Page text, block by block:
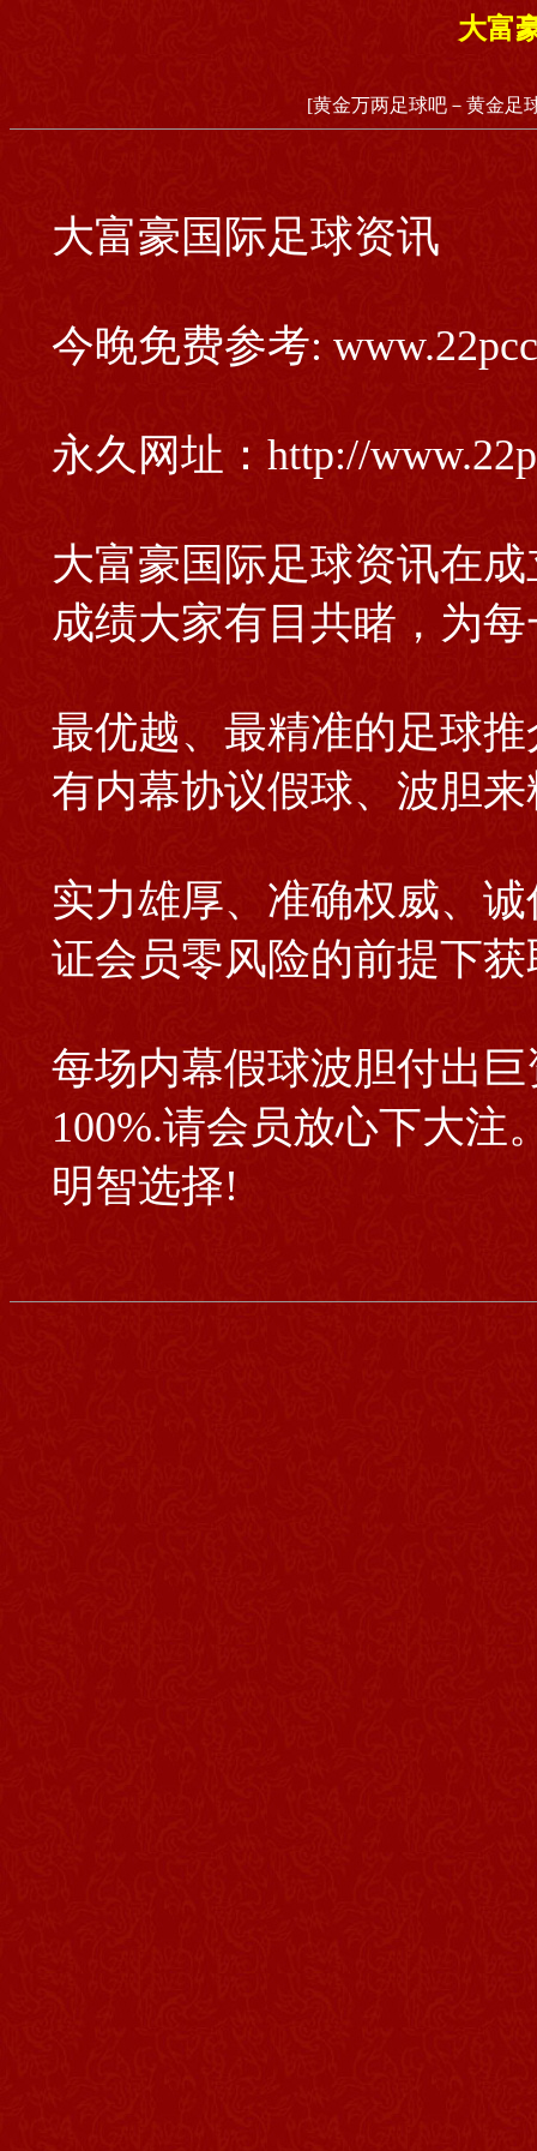
大富
[黄金万两足球吧－黄金足
大富豪国际足球资讯
今晚免费参考:
永久网址：http://
大富豪国际足球资讯在
成绩大家有目共睹，为
最优越、最精准的足球
有内幕协议假球、波胆
实力雄厚、准确权威、
证会员零风险的前提下
每场内幕假球波胆付出
100%.请会员放心下大注
明智选择!